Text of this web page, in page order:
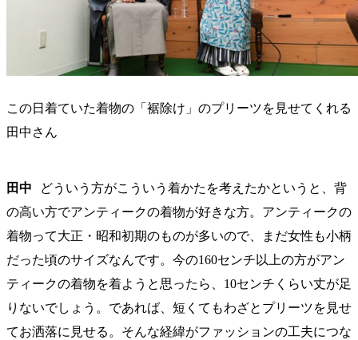
この日着ていた着物の「裾除け」のプリーツを見せてくれる
田中さん
田中
どういう方がこういう着かたを考えたかというと、背
の高い方でアンティークの着物が好きな方。アンティークの
着物って大正・昭和初期のものが多いので、まだ女性も小柄
だった頃のサイズなんです。今の160センチ以上の方がアン
ティークの着物を着ようと思ったら、10センチくらい丈が足
りないでしょう。であれば、短くてもわざとプリーツを見せ
てお洒落に見せる。そんな経緯がファッションの工夫につな